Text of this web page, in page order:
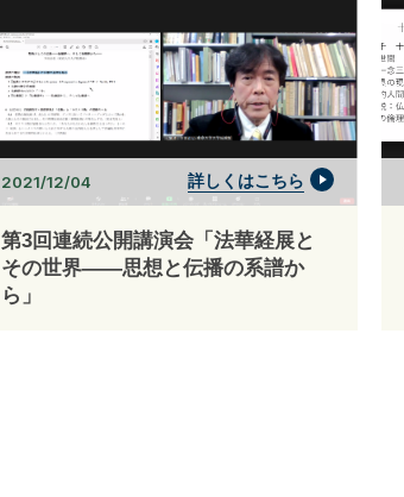
2021/12/04 詳しくはこちら
第3回連続公開講演会「法華経展と
その世界――思想と伝播の系譜か
ら」